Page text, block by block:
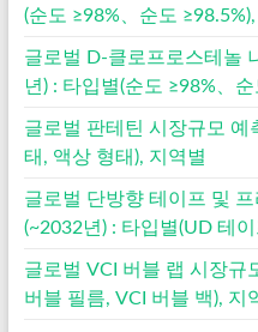
(순도 ≥98%、순도
글로벌 D-클로프로스테놀
년) : 타입별(순도 ≥98%、
글로벌 판테틴 시장규모 예
태, 액상 형태), 지역별
글로벌 단방향 테이프 및
(~2032년) : 타입별(UD 테
글로벌 VCI 버블 랩 시장규
버블 필름, VCI 버블 백), 지